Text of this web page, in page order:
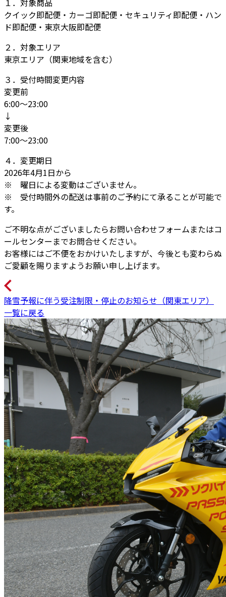
クイック即配便・カーゴ即配便・セキュリティ即配便・ハン
ド即配便・東京大阪即配便
２．対象エリア
東京エリア（関東地域を含む）
３．受付時間変更内容
変更前
6:00～23:00
↓
変更後
7:00～23:00
４．変更期日
2026年4月1日から
※ 曜日による変動はございません。
※ 受付時間外の配送は事前のご予約にて承ることが可能で
す。
ご不明な点がございましたらお問い合わせフォームまたはコ
ールセンターまでお問合せください。
お客様にはご不便をおかけいたしますが、今後とも変わらぬ
ご愛顧を賜りますようお願い申し上げます。
降雪予報に伴う受注制限・停止のお知らせ（関東エリア）
一覧に戻る